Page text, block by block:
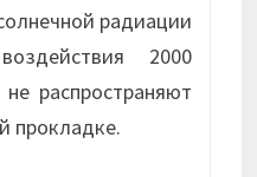
радиации
2000
распространяют
прокладке.